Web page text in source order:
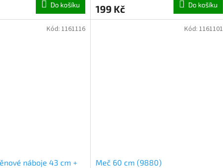
Do košíku 199 Kč Do košíku
náboje 43 cm +
Kód: 1161116
Meč 60 cm (9880)
Kód: 1161101